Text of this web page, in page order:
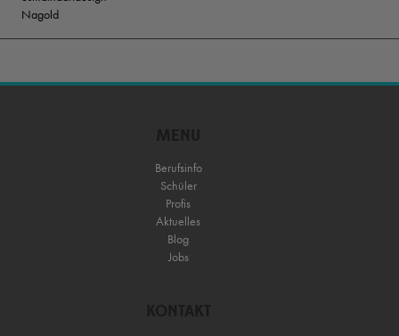
Nagold
Berufsinfo
Schüler
Profis
Aktuelles
Blog
Jobs